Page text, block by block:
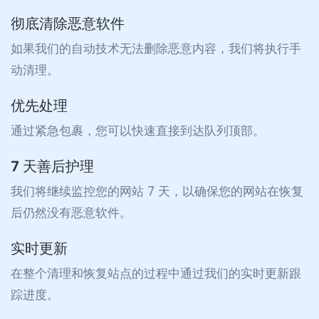
彻底清除恶意软件
如果我们的自动技术无法删除恶意内容，我们将执行手
动清理。
优先处理
通过紧急包裹，您可以快速直接到达队列顶部。
7 天善后护理
我们将继续监控您的网站 7 天，以确保您的网站在恢复
后仍然没有恶意软件。
实时更新
在整个清理和恢复站点的过程中通过我们的实时更新跟
踪进度。